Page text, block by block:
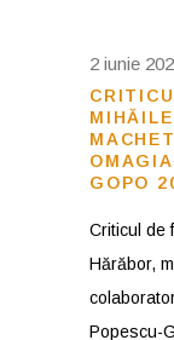
2 iunie
GOPO
Criticul de
Hărăbor,
Popescu-